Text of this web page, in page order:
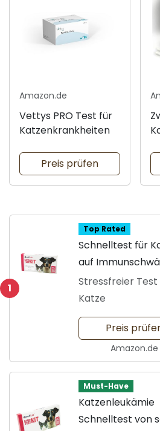
Amazon.de
Vettys PRO Test für
Katzenkrankheiten
Preis prüfen
1
Top Rated
Schnelltest für
auf
Stressfreier
Katze
Preis
Amazon.de
Must-Have
Katzenleukämie
Schnelltest von